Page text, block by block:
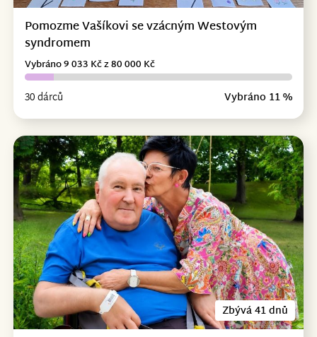
Pomozme Vašíkovi se vzácným Westovým
syndromem
30 dárců Vybráno 11 %
Vybráno 9 033 Kč z 80 000 Kč
Zbývá 41 dnů